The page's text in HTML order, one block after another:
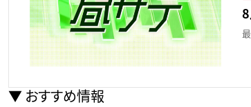
おすすめ情報